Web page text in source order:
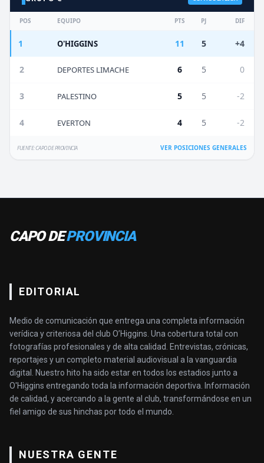
POS EQUIPO PTS PJ DIF
1 O'HIGGINS 11 5 +4
2 DEPORTES LIMACHE 6 5 0
3 PALESTINO 5 5 -2
4 EVERTON 4 5 -2
FUENTE: CAPO DE PROVINCIA VER POSICIONES GENERALES
CAPO DEPROVINCIA
EDITORIAL
Medio de comunicación que entrega una completa información
verídica y criteriosa del club O’Higgins. Una cobertura total con
fotografías profesionales y de alta calidad. Entrevistas, crónicas,
reportajes y un completo material audiovisual a la vanguardia
digital. Nuestro hito ha sido estar en todos los estadios junto a
O'Higgins entregando toda la información deportiva. Información
de calidad, y acercando a la gente al club, transformándose en un
fiel amigo de sus hinchas por todo el mundo.
NUESTRA GENTE